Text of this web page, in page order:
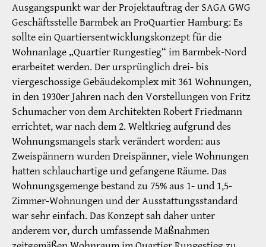
Ausgangspunkt war der Projektauftrag der SAGA GWG
Geschäftsstelle Barmbek an ProQuartier Hamburg: Es
sollte ein Quartiersentwicklungskonzept für die
Wohnanlage „Quartier Rungestieg“ im Barmbek-Nord
erarbeitet werden. Der ursprünglich drei- bis
viergeschossige Gebäudekomplex mit 361 Wohnungen,
in den 1930er Jahren nach den Vorstellungen von Fritz
Schumacher von dem Architekten Robert Friedmann
errichtet, war nach dem 2. Weltkrieg aufgrund des
Wohnungsmangels stark verändert worden: aus
Zweispännern wurden Dreispänner, viele Wohnungen
hatten schlauchartige und gefangene Räume. Das
Wohnungsgemenge bestand zu 75% aus 1- und 1,5-
Zimmer-Wohnungen und der Ausstattungsstandard
war sehr einfach. Das Konzept sah daher unter
anderem vor, durch umfassende Maßnahmen